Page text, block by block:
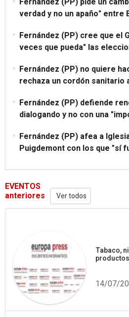
verdad y no un apaño" entre
Fernández (PP) cree que el
veces que pueda" las
Fernández (PP) no quiere
rechaza un cordón sanitario
Fernández (PP) defiende
dialogando y no con una
Fernández (PP) afea a
Puigdemont con los que "sí
EVENTOS
anteriores Ver todos
Tabaco,
14/07/